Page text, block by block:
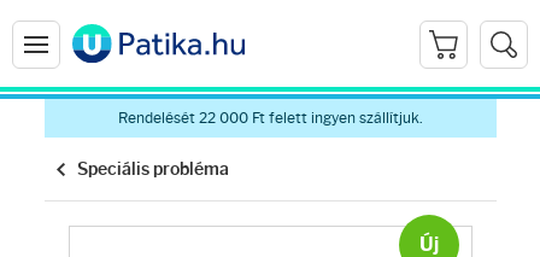
Rendelését 22 000 Ft felett ingyen szállítjuk.
Speciális probléma
Új